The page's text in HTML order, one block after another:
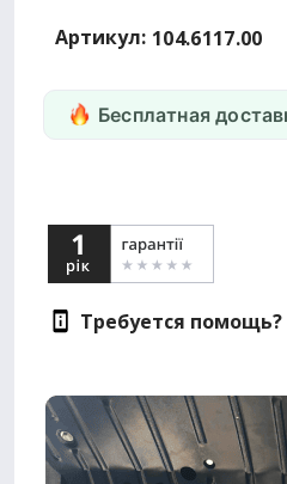
Артикул: 104.6117.00
Бесплатная
Требуется помощь?